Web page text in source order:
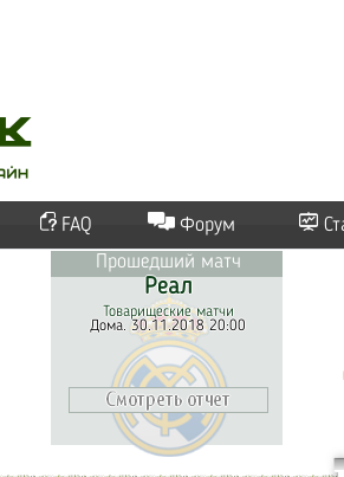
FAQ Форум
Прошедший матч
Реал
Товарищеские матчи
Дома. 30.11.2018 20:00